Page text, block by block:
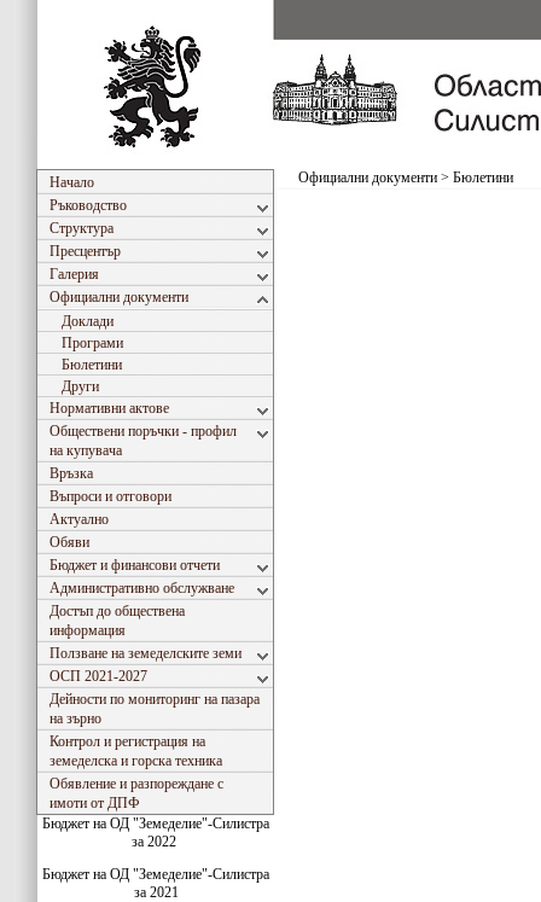
Начало
Ръководство
Структура
Пресцентър
Галерия
Официални документи
Доклади
Програми
Бюлетини
Други
Нормативни актове
Обществени поръчки - профил
на купувача
Връзка
Въпроси и отговори
Актуално
Обяви
Бюджет и финансови отчети
Административно обслужване
Достъп до обществена
информация
Ползване на земеделските земи
ОСП 2021-2027
Дейности по мониторинг на пазара
на зърно
Контрол и регистрация на
земеделска и горска техника
Обявление и разпореждане с
имоти от ДПФ
Бюджет на ОД "Земеделие"-Силистра
за 2022
Бюджет на ОД "Земеделие"-Силистра
за 2021
Официални документи > Бюлетини